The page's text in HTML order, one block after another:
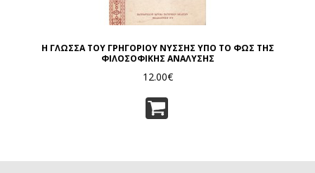
Η ΓΛΩΣΣΑ ΤΟΥ ΓΡΗΓΟΡΙΟΥ ΝΥΣΣΗΣ ΥΠΟ ΤΟ ΦΩΣ ΤΗΣ
ΦΙΛΟΣΟΦΙΚΗΣ ΑΝΑΛΥΣΗΣ
12.00€